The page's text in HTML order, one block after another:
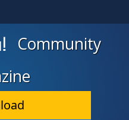
Community